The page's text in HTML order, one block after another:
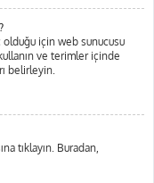
için web sunucusu
ve terimler içinde
belirleyin.
tıklayın. Buradan,